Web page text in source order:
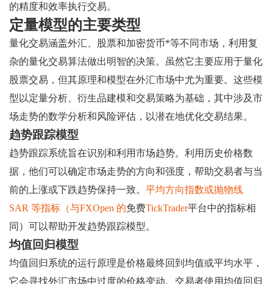
的精度和效率执行交易。
定量模型的主要类型
量化交易涵盖外汇、股票和加密货币*等不同市场，利用复
杂的量化交易算法做出明智的决策。虽然它主要应用于量化
股票交易，但其原理和模型在外汇市场中尤为重要。这些模
型以定量分析、衍生品建模和交易策略为基础，其中涉及市
场走势的数学分析和风险评估，以潜在地优化交易结果。
趋势跟踪模型
趋势跟踪系统旨在识别和利用市场趋势。利用历史价格数
据，他们可以确定市场走势的方向和强度，帮助交易者与当
前的上涨或下跌趋势保持一致。 平均方向指数或抛物线
SAR 等指标（与FXOpen 的免费TickTrader平台中的指标相
同）可以帮助开发趋势跟踪模型。
均值回归模型
均值回归系统的运行原理是价格最终回到均值或平均水平，
它会寻找外汇市场中过度的价格变动。交易者使用均值回归